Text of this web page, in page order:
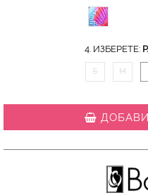
4. ИЗБЕРЕТЕ:
S M